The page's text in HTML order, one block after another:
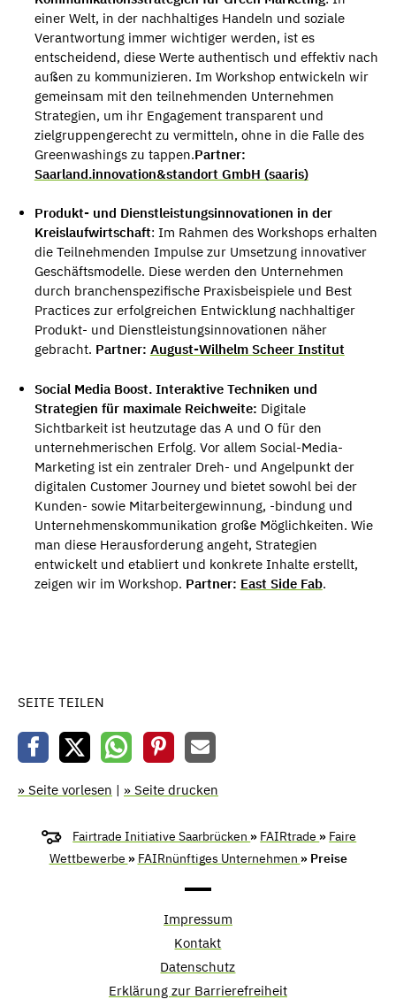
einer Welt, in der nachhaltiges Handeln und soziale
Verantwortung immer wichtiger werden, ist es
entscheidend, diese Werte authentisch und effektiv nach
außen zu kommunizieren. Im Workshop entwickeln wir
gemeinsam mit den teilnehmenden Unternehmen
Strategien, um ihr Engagement transparent und
zielgruppengerecht zu vermitteln, ohne in die Falle des
Greenwashings zu tappen.Partner:
Saarland.innovation&standort GmbH (saaris)
Produkt- und Dienstleistungsinnovationen in der
Kreislaufwirtschaft: Im Rahmen des Workshops erhalten
die Teilnehmenden Impulse zur Umsetzung innovativer
Geschäftsmodelle. Diese werden den Unternehmen
durch branchenspezifische Praxisbeispiele und Best
Practices zur erfolgreichen Entwicklung nachhaltiger
Produkt- und Dienstleistungsinnovationen näher
gebracht. Partner: August-Wilhelm Scheer Institut
Social Media Boost. Interaktive Techniken und
Strategien für maximale Reichweite: Digitale
Sichtbarkeit ist heutzutage das A und O für den
unternehmerischen Erfolg. Vor allem Social-Media-
Marketing ist ein zentraler Dreh- und Angelpunkt der
digitalen Customer Journey und bietet sowohl bei der
Kunden- sowie Mitarbeitergewinnung, -bindung und
Unternehmenskommunikation große Möglichkeiten. Wie
man diese Herausforderung angeht, Strategien
entwickelt und etabliert und konkrete Inhalte erstellt,
zeigen wir im Workshop. Partner: East Side Fab.
SEITE TEILEN
» Seite vorlesen | » Seite drucken
Fairtrade Initiative Saarbrücken » FAIRtrade » Faire
Wettbewerbe » FAIRnünftiges Unternehmen » Preise
Impressum
Kontakt
Datenschutz
Erklärung zur Barrierefreiheit